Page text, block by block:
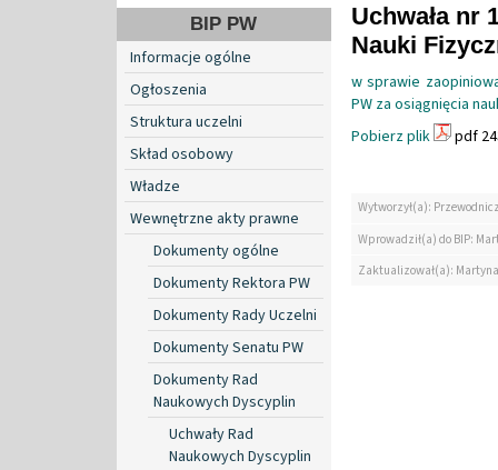
BIP PW
Informacje ogólne
Ogłoszenia
Struktura uczelni
Skład osobowy
Władze
Wewnętrzne akty prawne
Dokumenty ogólne
Dokumenty Rektora PW
Dokumenty Rady Uczelni
Dokumenty Senatu PW
Dokumenty Rad
Naukowych Dyscyplin
Uchwały Rad
Naukowych Dyscyplin
Uchwała nr
Nauki
w sprawie
PW za osiągnięcia
Pobierz plik
pdf
Wytworzył(a):
Wprowadził(a) do BIP:
Zaktualizował(a):